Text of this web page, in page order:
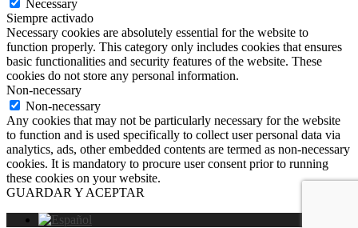
Necessary
Siempre activado
Necessary cookies are absolutely essential for the website to
function properly. This category only includes cookies that ensures
basic functionalities and security features of the website. These
cookies do not store any personal information.
Non-necessary
Non-necessary
Any cookies that may not be particularly necessary for the website
to function and is used specifically to collect user personal data via
analytics, ads, other embedded contents are termed as non-necessary
cookies. It is mandatory to procure user consent prior to running
these cookies on your website.
GUARDAR Y ACEPTAR